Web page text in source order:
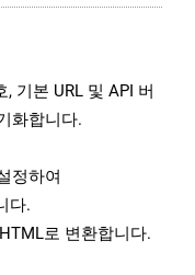
기본 URL 및 API 버
화합니다.
정하여
다.
로 변환합니다.